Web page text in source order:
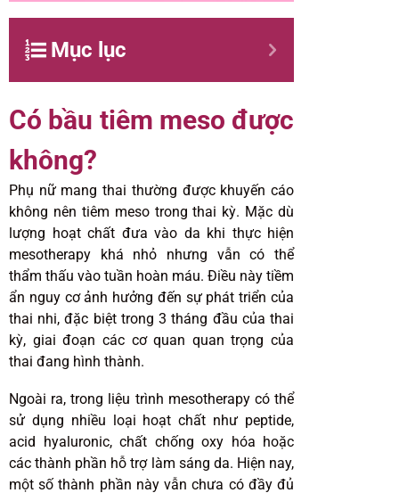
Mục lục
Có bầu tiêm meso được
không?
Phụ nữ mang thai thường được khuyến cáo
không nên tiêm meso trong thai kỳ. Mặc dù
lượng hoạt chất đưa vào da khi thực hiện
mesotherapy khá nhỏ nhưng vẫn có thể
thẩm thấu vào tuần hoàn máu. Điều này tiềm
ẩn nguy cơ ảnh hưởng đến sự phát triển của
thai nhi, đặc biệt trong 3 tháng đầu của thai
kỳ, giai đoạn các cơ quan quan trọng của
thai đang hình thành.
Ngoài ra, trong liệu trình mesotherapy có thể
sử dụng nhiều loại hoạt chất như peptide,
acid hyaluronic, chất chống oxy hóa hoặc
các thành phần hỗ trợ làm sáng da. Hiện nay,
một số thành phần này vẫn chưa có đầy đủ